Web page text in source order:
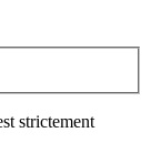
strictement